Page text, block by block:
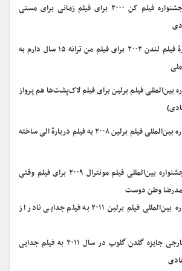
-جایزه دوربین طلایی جشنواره فیلم کن ۲۰۰۰ برای فیلم زمانی برای مستی
-جایزه منتقدین جشنوارهٔ فیلم لندن ۲۰۰۲ برای فیلم من ترانه ۱۵ سال دارم به
فیلم برلین برای فیلم لاک‌پشت‌ها هم پرواز
-خرس نقره ای از جشنواره بین‌المللی فیلم برلین ۲۰۰۸ به فیلم دربارهٔ الی ساخته
– بهترین فیلم اول از جشنواره بین‌المللی فیلم مونترال ۲۰۰۹ برای فیلم وقتی
وطن دوست
-خرس طلایی از جشنواره بین‌المللی فیلم برلین ۲۰۱۱ به فیلم جدایی نادر از
-جایزه ویژه فیلم‌های خارجی جایزه گلدن گلوب در سال ۲۰۱۱ به فیلم جدایی